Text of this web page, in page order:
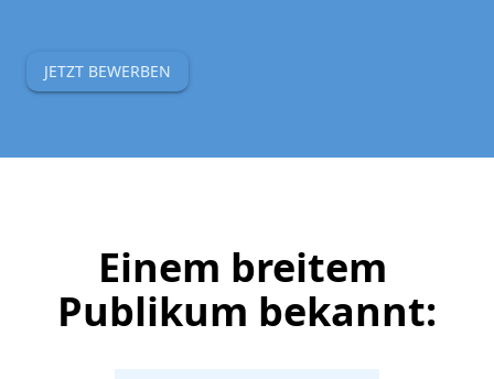
JETZT BEWERBEN
Einem breitem
Publikum bekannt: